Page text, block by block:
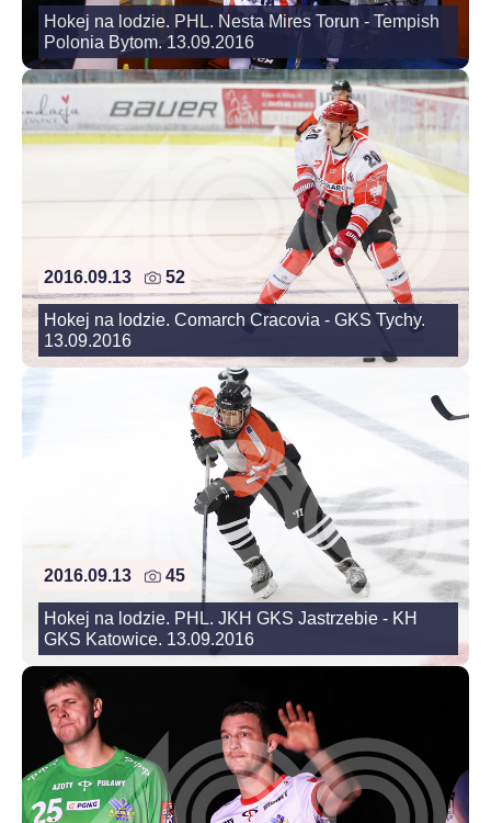
Hokej na lodzie. PHL. Nesta Mires Torun - Tempish
Polonia Bytom. 13.09.2016
2016.09.13 52
Hokej na lodzie. Comarch Cracovia - GKS Tychy.
13.09.2016
2016.09.13 45
Hokej na lodzie. PHL. JKH GKS Jastrzebie - KH
GKS Katowice. 13.09.2016